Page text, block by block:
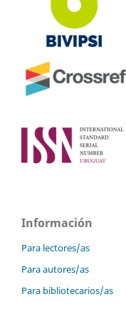
Información
Para lectores/as
Para autores/as
Para bibliotecarios/as